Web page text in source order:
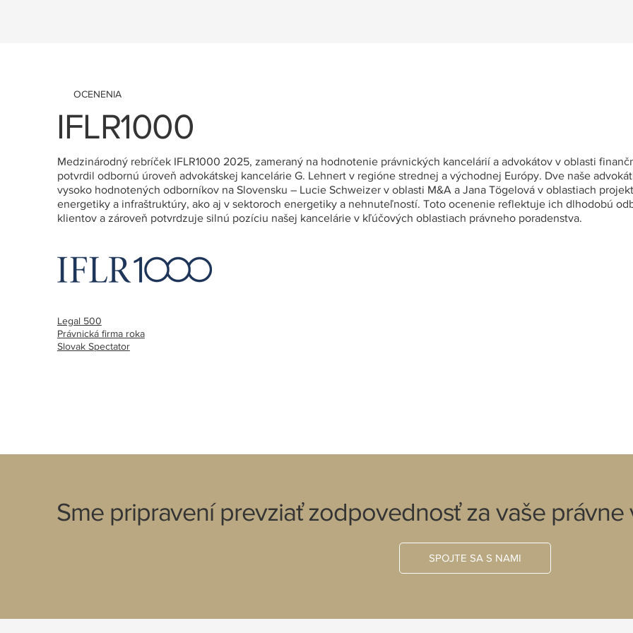
OCENENIA
IFLR1000
Medzinárodný rebríček IFLR1000 2025, zameraný na hodnotenie právnických kancelárií a advokátov v oblasti
potvrdil odbornú úroveň advokátskej kancelárie G. Lehnert v regióne strednej a východnej Európy. Dve naše
vysoko hodnotených odborníkov na Slovensku – Lucie Schweizer v oblasti M&A a Jana Tögelová v oblastiach
energetiky a infraštruktúry, ako aj v sektoroch energetiky a nehnuteľností. Toto ocenenie reflektuje ich dlhodobú
klientov a zároveň potvrdzuje silnú pozíciu našej kancelárie v kľúčových oblastiach právneho poradenstva.
Legal 500
Právnická firma roka
Slovak Spectator
Sme pripravení prevziať zodpovednosť za vaše právne
SPOJTE SA S NAMI